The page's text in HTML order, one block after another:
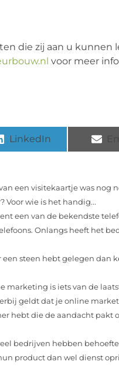
die zij aan u kunnen
voor meer
LinkedIn
een visitekaartje was nog
wie is het handig...
een van de bekendste
Onlangs heeft het
steen hebt gelegen dan
marketing is iets van de
geldt dat je online
hebt die de aandacht pakt
bedrijven hebben
product dan wel dienst